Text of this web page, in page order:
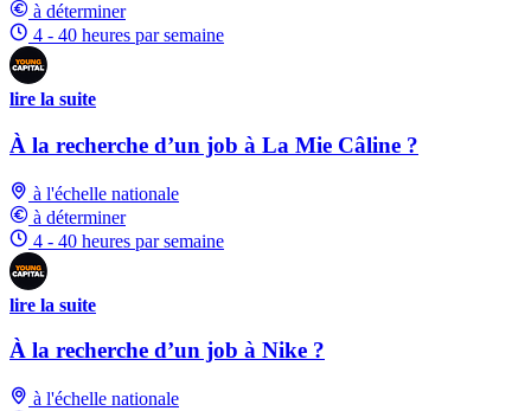
à déterminer
4 - 40 heures par semaine
lire la suite
À la recherche d’un job à La Mie Câline ?
à l'échelle nationale
à déterminer
4 - 40 heures par semaine
lire la suite
À la recherche d’un job à Nike ?
à l'échelle nationale